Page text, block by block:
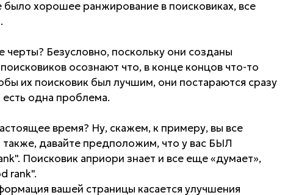
было хорошее ранжирование в поисковиках, все
Безусловно, поскольку они созданы
осознают что, в конце концов что-то
их поисковик был лучшим, они постараются сразу
одна проблема.
время? Ну, скажем, к примеру, вы все
давайте предположим, что у вас БЫЛ
Поисковик априори знает и все еще «думает»,
rank".
вашей страницы касается улучшения